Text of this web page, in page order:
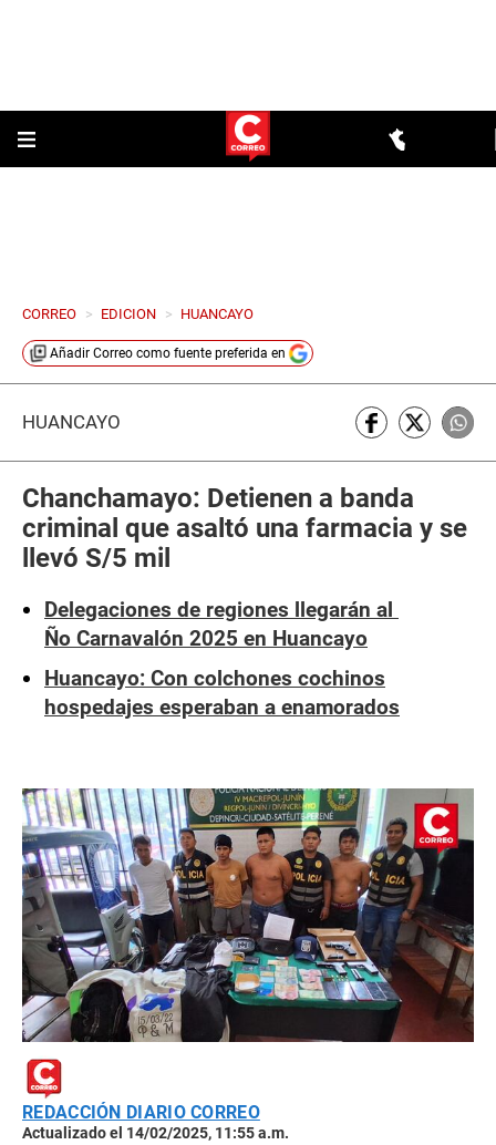
CORREO > EDICION > HUANCAYO
Añadir Correo como fuente preferida en
HUANCAYO
Chanchamayo: Detienen a banda
criminal que asaltó una farmacia y se
llevó S/5 mil
Delegaciones de regiones llegarán al
Ño Carnavalón 2025 en Huancayo
Huancayo: Con colchones cochinos
hospedajes esperaban a enamorados
REDACCIÓN DIARIO CORREO
Actualizado el 14/02/2025, 11:55 a.m.